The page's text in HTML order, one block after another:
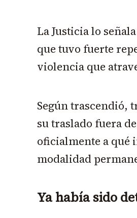
La Justicia lo
que tuvo fuerte
violencia que
Según trascendió,
su traslado fuera
oficialmente a qué
modalidad
Ya había sido